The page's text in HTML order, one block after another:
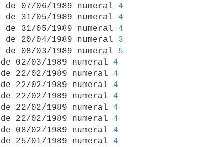
de 07/06/1989 numeral 4
de 31/05/1989 numeral 4
de 31/05/1989 numeral 4
de 20/04/1989 numeral 3
de 08/03/1989 numeral 5
02/03/1989 numeral 4
22/02/1989 numeral 4
22/02/1989 numeral 4
22/02/1989 numeral 4
22/02/1989 numeral 4
22/02/1989 numeral 4
08/02/1989 numeral 4
25/01/1989 numeral 4